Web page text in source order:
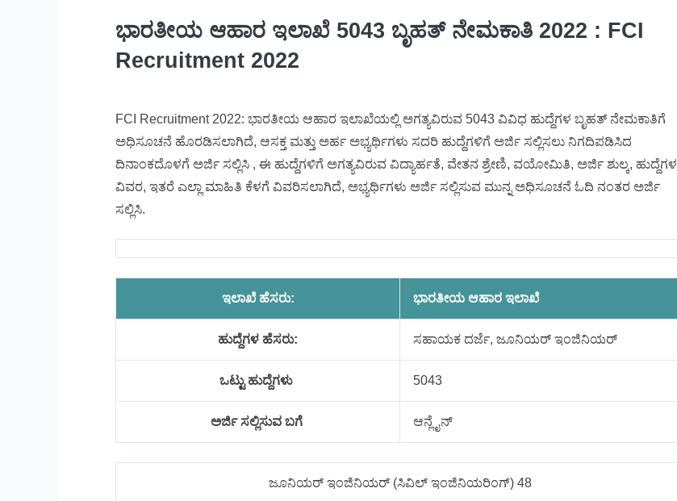
ಭಾರತೀಯ ಆಹಾರ ಇಲಾಖೆ 5043 ಬೃಹತ್ ನೇಮಕಾತಿ 2022 : FCI
Recruitment 2022
FCI Recruitment 2022: ಭಾರತೀಯ ಆಹಾರ ಇಲಾಖೆಯಲ್ಲಿ ಅಗತ್ಯವಿರುವ 5043 ವಿವಿಧ ಹುದ್ದೆಗಳ ಬೃಹತ್ ನೇಮಕಾತಿಗೆ
ಅಧಿಸೂಚನೆ ಹೊರಡಿಸಲಾಗಿದೆ, ಆಸಕ್ತ ಮತ್ತು ಅರ್ಹ ಅಭ್ಯರ್ಥಿಗಳು ಸದರಿ ಹುದ್ದೆಗಳಿಗೆ ಅರ್ಜಿ ಸಲ್ಲಿಸಲು ನಿಗದಿಪಡಿಸಿದ
ದಿನಾಂಕದೊಳಗೆ ಅರ್ಜಿ ಸಲ್ಲಿಸಿ , ಈ ಹುದ್ದೆಗಳಿಗೆ ಅಗತ್ಯವಿರುವ ವಿದ್ಯಾರ್ಹತೆ, ವೇತನ ಶ್ರೇಣಿ, ವಯೋಮಿತಿ, ಅರ್ಜಿ ಶುಲ್ಕ, ಹುದ್ದೆಗಳ
ವಿವರ, ಇತರೆ ಎಲ್ಲಾ ಮಾಹಿತಿ ಕೆಳಗೆ ವಿವರಿಸಲಾಗಿದೆ, ಅಭ್ಯರ್ಥಿಗಳು ಅರ್ಜಿ ಸಲ್ಲಿಸುವ ಮುನ್ನ ಅಧಿಸೂಚನೆ ಓದಿ ನಂತರ ಅರ್ಜಿ
ಸಲ್ಲಿಸಿ.
ಇಲಾಖೆ ಹೆಸರು: ಭಾರತೀಯ ಆಹಾರ ಇಲಾಖೆ
ಹುದ್ದೆಗಳ ಹೆಸರು: ಸಹಾಯಕ ದರ್ಜೆ, ಜೂನಿಯರ್ ಇಂಜಿನಿಯರ್
ಒಟ್ಟು ಹುದ್ದೆಗಳು 5043
ಅರ್ಜಿ ಸಲ್ಲಿಸುವ ಬಗೆ ಆನ್ಲೈನ್
ಜೂನಿಯರ್ ಇಂಜಿನಿಯರ್ (ಸಿವಿಲ್ ಇಂಜಿನಿಯರಿಂಗ್) 48